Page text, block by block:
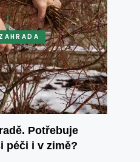
Potřebuje
péči i v zimě?